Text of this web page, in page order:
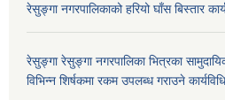
रेसुङ्गा नगरपालिकाको हरियो घाँस बिस्तार
रेसुङ्गा रेसुङ्गा नगरपालिका भित्रका
विभिन्न शिर्षकमा रकम उपलब्ध गराउने